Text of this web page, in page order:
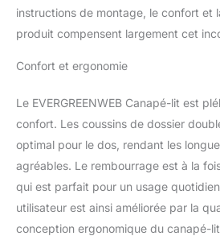
le
pieds en
canapé
un tissu
instructions de montage, le confort et
produit compensent largement cet
Confort et ergonomie
Le EVERGREENWEB Canapé-lit est
confort. Les coussins de dossier
optimal pour le dos, rendant les
agréables. Le rembourrage est à la
qui est parfait pour un usage
utilisateur est ainsi améliorée par la
conception ergonomique du canapé-